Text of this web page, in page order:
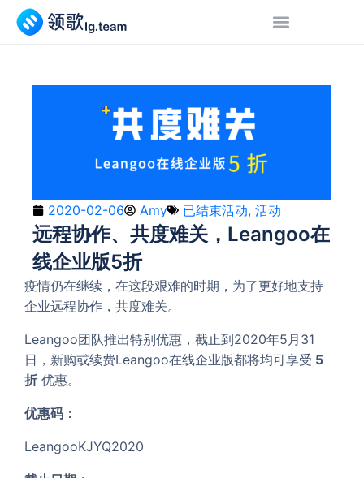
2020-02-06 Amy 已结束活动, 活动
远程协作、共度难关，Leangoo在
线企业版5折
疫情仍在继续，在这段艰难的时期，为了更好地支持
企业远程协作，共度难关。
Leangoo团队推出特别优惠，截止到2020年5月31
日，新购或续费Leangoo在线企业版都将均可享受 5
折 优惠。
优惠码：
LeangooKJYQ2020